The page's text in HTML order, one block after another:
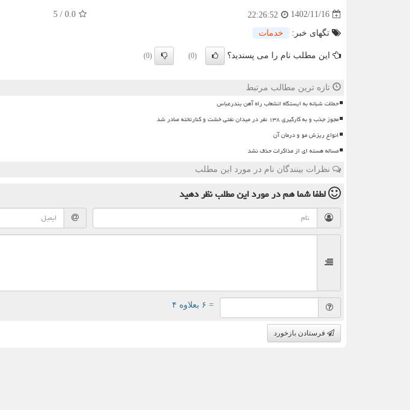
1402/11/16
22:26:52
0.0
/
5
تگهای خبر: خدمات
این مطلب نام را می پسندید؟ (0)
(0)
تازه ترین مطالب مرتبط
حملات شبانه به ایستگاه انشعاب راه آهن بندرعباس
مجوز جذب و به کارگیری ۱۳۸ نفر در میدان نفتی خشت و کنارتخته صادر شد
انواع ریزش مو و درمان آن
مساله هسته ای از مذاکرات حذف نشد
نظرات بینندگان نام در مورد این مطلب
لطفا شما همدر مورد این مطلبنظر دهید
= ۶ بعلاوه ۴
فرستادن بازخورد